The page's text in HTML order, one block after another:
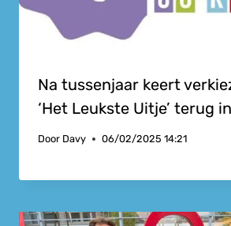
Na tussenjaar keert
‘Het Leukste Uitje’ terug
Door Davy 06/02/2025 14:21